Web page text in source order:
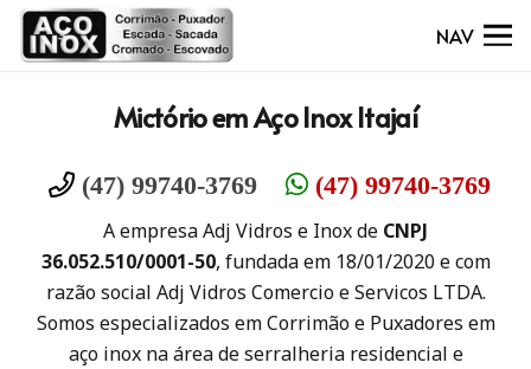
NAV
Mictório em Aço Inox Itajaí
(47) 99740-3769 (47) 99740-3769
A empresa Adj Vidros e Inox de CNPJ
36.052.510/0001-50, fundada em 18/01/2020 e com
razão social Adj Vidros Comercio e Servicos LTDA.
Somos especializados em Corrimão e Puxadores em
aço inox na área de serralheria residencial e